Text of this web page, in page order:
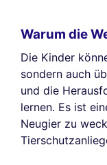
Warum die
Die Kinder
sondern auch
und die
lernen. Es ist
Neugier zu